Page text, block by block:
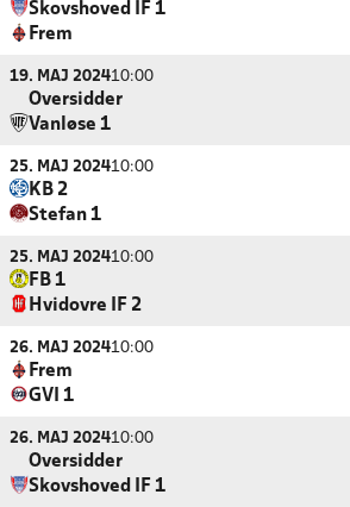
Skovshoved IF 1
Frem
19. MAJ 202410:00
Oversidder
Vanløse 1
25. MAJ 202410:00
KB 2
Stefan 1
25. MAJ 202410:00
FB 1
Hvidovre IF 2
26. MAJ 202410:00
Frem
GVI 1
26. MAJ 202410:00
Oversidder
Skovshoved IF 1